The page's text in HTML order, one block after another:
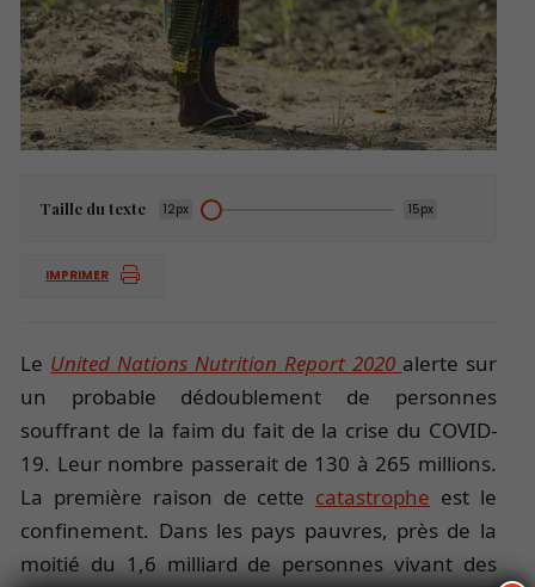
Taille du texte 12px 15px
IMPRIMER
Le United Nations Nutrition Report 2020 alerte sur
un probable dédoublement de personnes
souffrant de la faim du fait de la crise du COVID-
19. Leur nombre passerait de 130 à 265 millions.
La première raison de cette catastrophe est le
confinement. Dans les pays pauvres, près de la
moitié du 1,6 milliard de personnes vivant des